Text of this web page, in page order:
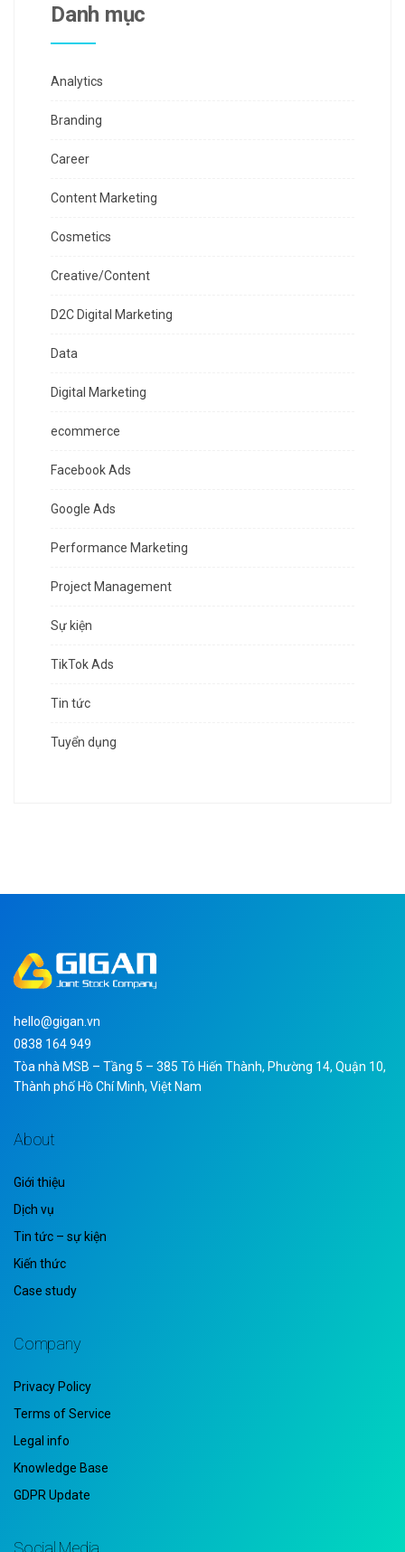
Danh mục
Analytics
Branding
Career
Content Marketing
Cosmetics
Creative/Content
D2C Digital Marketing
Data
Digital Marketing
ecommerce
Facebook Ads
Google Ads
Performance Marketing
Project Management
Sự kiện
TikTok Ads
Tin tức
Tuyển dụng
hello@gigan.vn
0838 164 949
Tòa nhà MSB – Tầng 5 – 385 Tô Hiến Thành, Phường 14, Quận 10,
Thành phố Hồ Chí Minh, Việt Nam
About
Giới thiệu
Dịch vụ
Tin tức – sự kiện
Kiến thức
Case study
Company
Privacy Policy
Terms of Service
Legal info
Knowledge Base
GDPR Update
Social Media